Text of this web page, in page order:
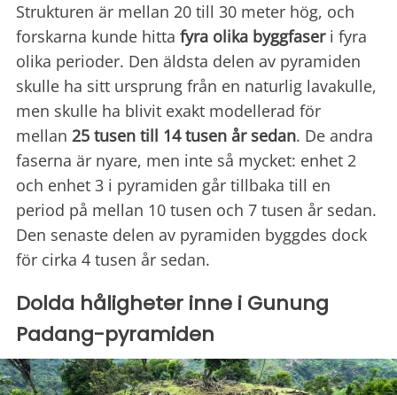
Strukturen är mellan 20 till 30 meter hög, och
forskarna kunde hitta fyra olika byggfaseri fyra
olika perioder. Den äldsta delen av pyramiden
skulle ha sitt ursprung från en naturlig lavakulle,
men skulle ha blivit exakt modellerad för
mellan 25 tusen till 14 tusen år sedan. De andra
faserna är nyare, men inte så mycket: enhet 2
och enhet 3 i pyramiden går tillbaka till en
period på mellan 10 tusen och 7 tusen år sedan.
Den senaste delen av pyramiden byggdes dock
för cirka 4 tusen år sedan.
Dolda håligheter inne i Gunung
Padang-pyramiden